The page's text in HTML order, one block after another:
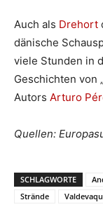
Auch als Drehort
dänische
viele Stunden in
Geschichten von
Autors Arturo
Quellen:
SCHLAGWORTE
Strände